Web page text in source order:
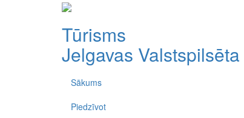
Tūrisms
Jelgavas Valstspilsēta
Sākums
Piedzīvot